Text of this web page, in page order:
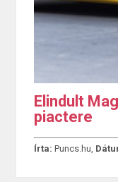
Elindult
piactere
Írta: Puncs.hu,